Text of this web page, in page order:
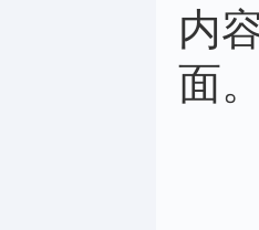
内
面